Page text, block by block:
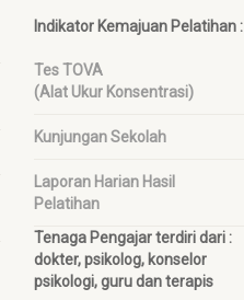
Indikator Kemajuan Pelatihan :
Tes TOVA
(Alat Ukur Konsentrasi)
Kunjungan Sekolah
Laporan Harian Hasil
Pelatihan
Tenaga Pengajar terdiri dari :
dokter, psikolog, konselor
psikologi, guru dan terapis